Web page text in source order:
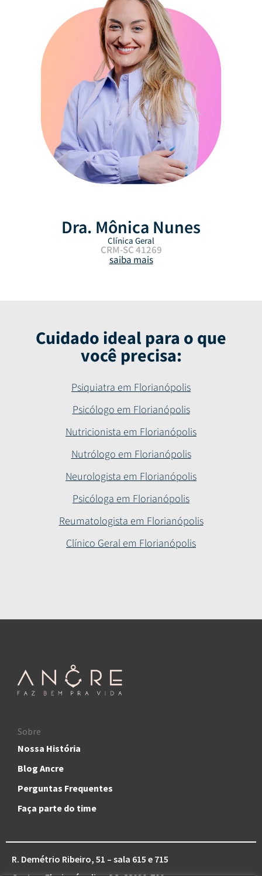
Dra. Mônica Nunes
Clínica Geral
CRM-SC 41269
saiba mais
Cuidado ideal para o que
você precisa:
Psiquiatra em Florianópolis
Psicólogo em Florianópolis
Nutricionista em Florianópolis
Nutrólogo em Florianópolis
Neurologista em Florianópolis
Psicóloga em Florianópolis
Reumatologista em Florianópolis
Clínico Geral em Florianópolis
Sobre
Nossa História
Blog Ancre
Perguntas Frequentes
Faça parte do time
R. Demétrio Ribeiro, 51 – sala 615 e 715